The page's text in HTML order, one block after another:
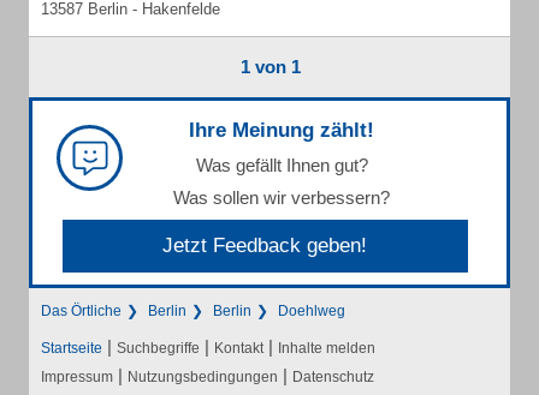
13587 Berlin - Hakenfelde
1 von 1
Ihre Meinung zählt!
Was gefällt Ihnen gut?
Was sollen wir verbessern?
Jetzt Feedback geben!
Das Örtliche Berlin Berlin Doehlweg
Startseite | Suchbegriffe | Kontakt | Inhalte melden
Impressum | Nutzungsbedingungen | Datenschutz